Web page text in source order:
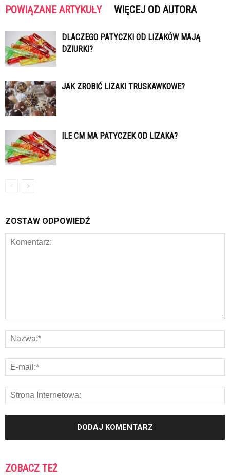
POWIĄZANE ARTYKUŁY WIĘCEJ OD AUTORA
DLACZEGO PATYCZKI OD LIZAKÓW MAJĄ
DZIURKI?
JAK ZROBIĆ LIZAKI TRUSKAWKOWE?
ILE CM MA PATYCZEK OD LIZAKA?
ZOSTAW ODPOWIEDŹ
ZOBACZ TEŻ